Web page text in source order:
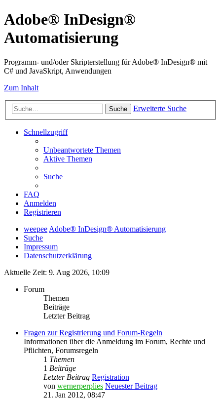
Adobe® InDesign®
Automatisierung
Programm- und/oder Skripterstellung für Adobe® InDesign® mit
C# und JavaSkript, Anwendungen
Zum Inhalt
Suche Erweiterte Suche
Schnellzugriff
Unbeantwortete Themen
Aktive Themen
Suche
FAQ
Anmelden
Registrieren
weepeeAdobe® InDesign® Automatisierung
Suche
Impressum
Datenschutzerklärung
Aktuelle Zeit: 9. Aug 2026, 10:09
Forum
Themen
Beiträge
Letzter Beitrag
Fragen zur Registrierung und Forum-Regeln
Informationen über die Anmeldung im Forum, Rechte und
Pflichten, Forumsregeln
1 Themen
1 Beiträge
Letzter Beitrag Registration
von wernerperplies Neuester Beitrag
21. Jan 2012, 08:47